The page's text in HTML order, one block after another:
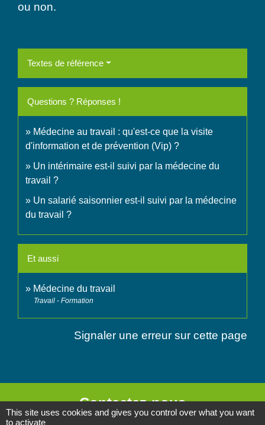
ou non.
Textes de référence
Questions ? Réponses !
Médecine au travail : qu'est-ce que la visite
d'information et de prévention (Vip) ?
Un intérimaire est-il suivi par la médecine du
travail ?
Un salarié saisonnier est-il suivi par la médecine
du travail ?
Et aussi
Médecine du travail
Travail - Formation
Signaler une erreur sur cette page
Contactez-nous
This site uses cookies and gives you control over what you want
to activate